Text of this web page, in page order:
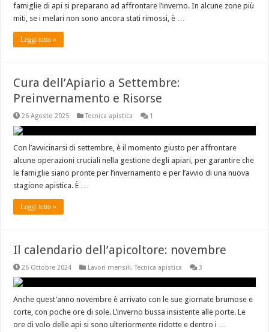
famiglie di api si preparano ad affrontare l’inverno. In alcune zone più
miti, se i melari non sono ancora stati rimossi, è …
Leggi tutto »
Cura dell’Apiario a Settembre:
Preinvernamento e Risorse
26 Agosto 2025 Tecnica apistica 1
Con l’avvicinarsi di settembre, è il momento giusto per affrontare
alcune operazioni cruciali nella gestione degli apiari, per garantire che
le famiglie siano pronte per l’invernamento e per l’avvio di una nuova
stagione apistica. È …
Leggi tutto »
Il calendario dell’apicoltore: novembre
26 Ottobre 2024 Lavori mensili,Tecnica apistica 3
Anche quest’anno novembre è arrivato con le sue giornate brumose e
corte, con poche ore di sole. L’inverno bussa insistente alle porte. Le
ore di volo delle api si sono ulteriormente ridotte e dentro i …